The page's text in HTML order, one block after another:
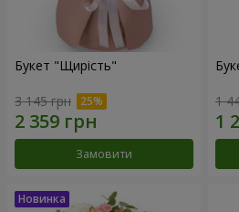
Букет "Щирість"
3 145 грн
Замовити
1